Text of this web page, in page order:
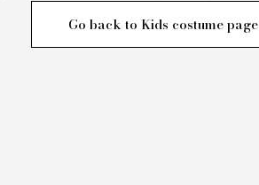
Go back to Kids costume page